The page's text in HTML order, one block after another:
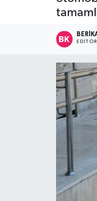
EDITÖR
BİLİM VE
Ekonomi